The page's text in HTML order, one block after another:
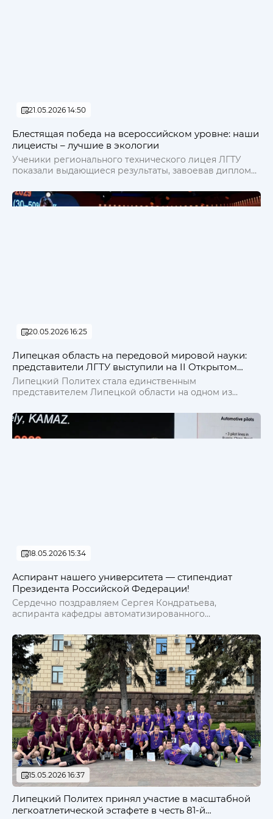
21.05.2026 14:50
Блестящая победа на всероссийском уровне: наши
лицеисты – лучшие в экологии
Ученики регионального технического лицея ЛГТУ
показали выдающиеся результаты, завоевав дипломы
20.05.2026 16:25
Липецкая область на передовой мировой науки:
представители ЛГТУ выступили на II Открытом
диалоге в Национальном центре «Россия»
Липецкий Политех стала единственным
представителем Липецкой области на одном из
интеллектуальных форумов страны — II Открытом
диалоге «Будущее мира. Новая платформа
глобального роста», прошедшем в Национальном
18.05.2026 15:34
Аспирант нашего университета — стипендиат
Президента Российской Федерации!
Сердечно поздравляем Сергея Кондратьева,
аспиранта кафедры автоматизированного
стипендии Президента России по итогам
конкурсного отбора 2026 года!
15.05.2026 16:37
Липецкий Политех принял участие в масштабной
легкоатлетической эстафете в честь 81-й